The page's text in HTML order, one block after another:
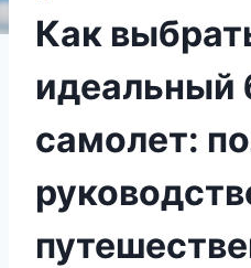
Как
идеальный
самолет: